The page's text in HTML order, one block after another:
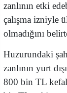
zanlının etki
çalışma izniyle
olmadığını
Huzurundaki
zanlının yurt
800 bin TL